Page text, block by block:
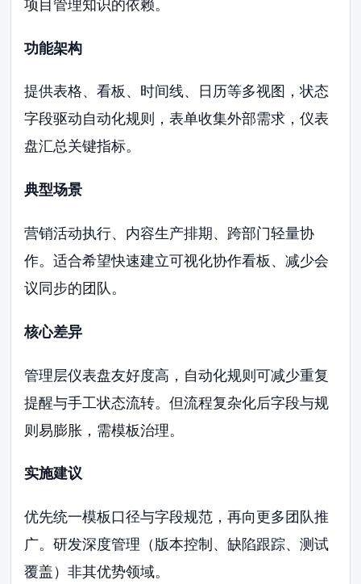
项目管理知识的依赖。
功能架构
提供表格、看板、时间线、日历等多视图，状态
字段驱动自动化规则，表单收集外部需求，仪表
盘汇总关键指标。
典型场景
营销活动执行、内容生产排期、跨部门轻量协
作。适合希望快速建立可视化协作看板、减少会
议同步的团队。
核心差异
管理层仪表盘友好度高，自动化规则可减少重复
提醒与手工状态流转。但流程复杂化后字段与规
则易膨胀，需模板治理。
实施建议
优先统一模板口径与字段规范，再向更多团队推
广。研发深度管理（版本控制、缺陷跟踪、测试
覆盖）非其优势领域。